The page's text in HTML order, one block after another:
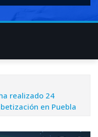
realizado 24
en Puebla